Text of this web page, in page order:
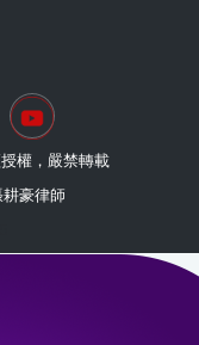
權，嚴禁轉載
豪律師